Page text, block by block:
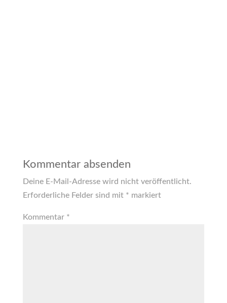
Kommentar absenden
Deine E-Mail-Adresse wird nicht veröffentlicht.
Erforderliche Felder sind mit * markiert
Kommentar *